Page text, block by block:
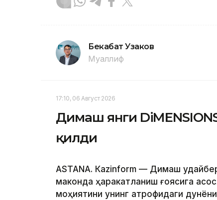
Бекабат Узаков
Муаллиф
17:10, 06 Август 2026
Димаш янги
қилди
ASTANА. Кazinform — Димаш
маконда ҳаракатланиш ғоясига
моҳиятини унинг атрофидаги